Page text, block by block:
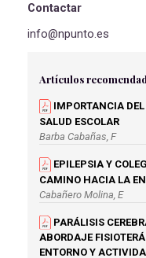
Contactar
info@npunto.es
Artículos
IMPORTANCIA DEL
SALUD ESCOLAR
Barba Cabañas, F
EPILEPSIA Y
CAMINO HACIA LA
Cabañero Molina, E
PARÁLISIS
ABORDAJE
ENTORNO Y